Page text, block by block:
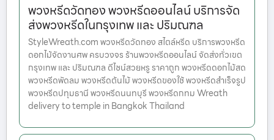
พวงหรีดวัดทอง พวงหรีดออนไลน์ บริการจัด
ส่งพวงหรีดในกรุงเทพ และ ปริมณฑล
StyleWreath.com พวงหรีดวัดทอง สไตล์หรีด บริการพวงหรีด
ดอกไม้จัดงานศพ ครบวงจร ร้านพวงหรีดออนไลน์ จัดส่งทั่วเขต
กรุงเทพ และ ปริมณฑล ดีไซน์สวยหรู ราคาถูก พวงหรีดดอกไม้สด
พวงหรีดพัดลม พวงหรีดต้นไม้ พวงหรีดของใช้ พวงหรีดสำเร็จรูป
พวงหรีดปทุมธานี พวงหรีดนนทบุรี พวงหรีดกทม Wreath
delivery to temple in Bangkok Thailand